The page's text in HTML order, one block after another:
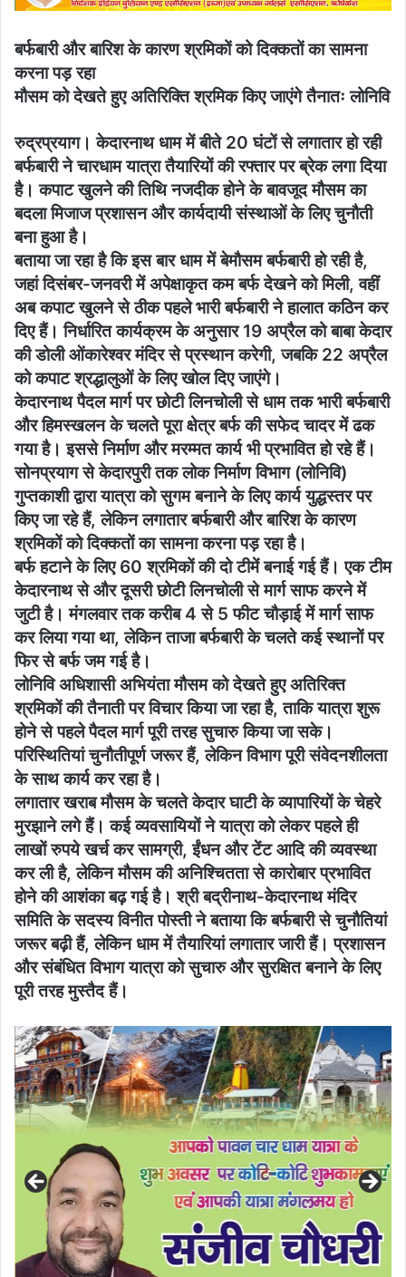
बर्फबारी और बारिश के कारण श्रमिकों को दिक्कतों का सामना
करना पड़ रहा
मौसम को देखते हुए अतिरिक्ति श्रमिक किए जाएंगे तैनातः लोनिवि
रुद्रप्रयाग। केदारनाथ धाम में बीते 20 घंटों से लगातार हो रही
बर्फबारी ने चारधाम यात्रा तैयारियों की रफ्तार पर ब्रेक लगा दिया
है। कपाट खुलने की तिथि नजदीक होने के बावजूद मौसम का
बदला मिजाज प्रशासन और कार्यदायी संस्थाओं के लिए चुनौती
बना हुआ है।
बताया जा रहा है कि इस बार धाम में बेमौसम बर्फबारी हो रही है,
जहां दिसंबर-जनवरी में अपेक्षाकृत कम बर्फ देखने को मिली, वहीं
अब कपाट खुलने से ठीक पहले भारी बर्फबारी ने हालात कठिन कर
दिए हैं। निर्धारित कार्यक्रम के अनुसार 19 अप्रैल को बाबा केदार
की डोली ओंकारेश्वर मंदिर से प्रस्थान करेगी, जबकि 22 अप्रैल
को कपाट श्रद्धालुओं के लिए खोल दिए जाएंगे।
केदारनाथ पैदल मार्ग पर छोटी लिनचोली से धाम तक भारी बर्फबारी
और हिमस्खलन के चलते पूरा क्षेत्र बर्फ की सफेद चादर में ढक
गया है। इससे निर्माण और मरम्मत कार्य भी प्रभावित हो रहे हैं।
सोनप्रयाग से केदारपुरी तक लोक निर्माण विभाग (लोनिवि)
गुप्तकाशी द्वारा यात्रा को सुगम बनाने के लिए कार्य युद्धस्तर पर
किए जा रहे हैं, लेकिन लगातार बर्फबारी और बारिश के कारण
श्रमिकों को दिक्कतों का सामना करना पड़ रहा है।
बर्फ हटाने के लिए 60 श्रमिकों की दो टीमें बनाई गई हैं। एक टीम
केदारनाथ से और दूसरी छोटी लिनचोली से मार्ग साफ करने में
जुटी है। मंगलवार तक करीब 4 से 5 फीट चौड़ाई में मार्ग साफ
कर लिया गया था, लेकिन ताजा बर्फबारी के चलते कई स्थानों पर
फिर से बर्फ जम गई है।
लोनिवि अधिशासी अभियंता मौसम को देखते हुए अतिरिक्त
श्रमिकों की तैनाती पर विचार किया जा रहा है, ताकि यात्रा शुरू
होने से पहले पैदल मार्ग पूरी तरह सुचारु किया जा सके।
परिस्थितियां चुनौतीपूर्ण जरूर हैं, लेकिन विभाग पूरी संवेदनशीलता
के साथ कार्य कर रहा है।
लगातार खराब मौसम के चलते केदार घाटी के व्यापारियों के चेहरे
मुरझाने लगे हैं। कई व्यवसायियों ने यात्रा को लेकर पहले ही
लाखों रुपये खर्च कर सामग्री, ईंधन और टेंट आदि की व्यवस्था
कर ली है, लेकिन मौसम की अनिश्चितता से कारोबार प्रभावित
होने की आशंका बढ़ गई है। श्री बद्रीनाथ-केदारनाथ मंदिर
समिति के सदस्य विनीत पोस्ती ने बताया कि बर्फबारी से चुनौतियां
जरूर बढ़ी हैं, लेकिन धाम में तैयारियां लगातार जारी हैं। प्रशासन
और संबंधित विभाग यात्रा को सुचारु और सुरक्षित बनाने के लिए
पूरी तरह मुस्तैद हैं।